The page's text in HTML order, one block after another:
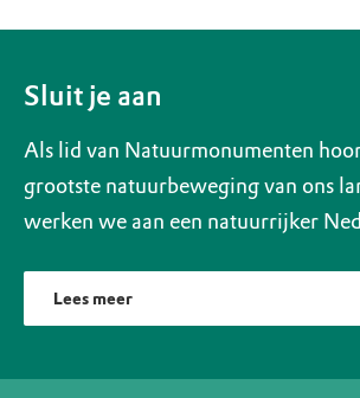
Sluit je aan
Als lid van Natuurmonumenten
grootste natuurbeweging van ons
werken we aan een natuurrijker
Lees meer